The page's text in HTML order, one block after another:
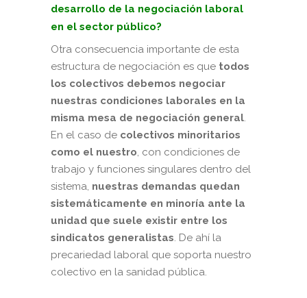
desarrollo de la negociación laboral
en el sector público?
Otra consecuencia importante de esta
estructura de negociación es que todos
los colectivos debemos negociar
nuestras condiciones laborales en la
misma mesa de negociación general.
En el caso de colectivos minoritarios
como el nuestro, con condiciones de
trabajo y funciones singulares dentro del
sistema, nuestras demandas quedan
sistemáticamente en minoría ante la
unidad que suele existir entre los
sindicatos generalistas. De ahí la
precariedad laboral que soporta nuestro
colectivo en la sanidad pública.